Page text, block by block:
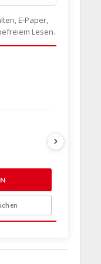
E-Paper,
Lesen.